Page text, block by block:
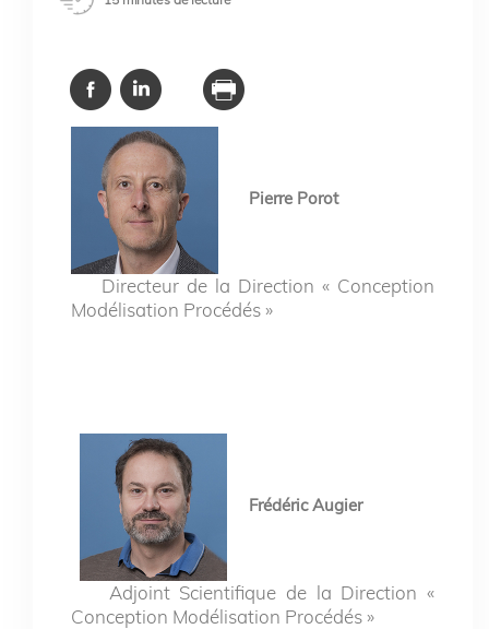
Pierre Porot
Directeur de la Direction « Conception
Modélisation Procédés »
Frédéric Augier
Adjoint Scientifique de la Direction «
Conception Modélisation Procédés »